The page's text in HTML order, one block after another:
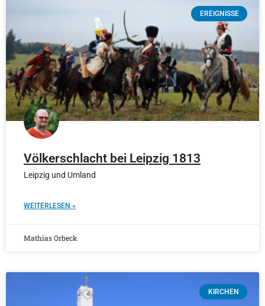
EREIGNISSE
Völkerschlacht bei Leipzig 1813
Leipzig und Umland
WEITERLESEN »
Mathias Orbeck
KIRCHEN